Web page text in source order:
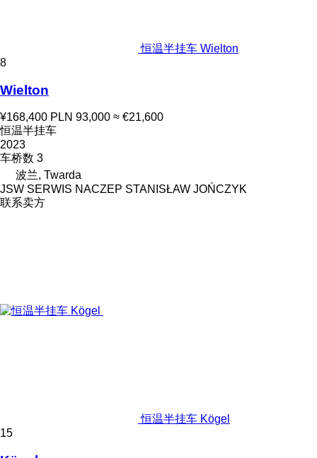
恒温半挂车 Wielton
8
Wielton
¥168,400 PLN 93,000 ≈ €21,600
恒温半挂车
2023
车桥数 3
波兰, Twarda
JSW SERWIS NACZEP STANISŁAW JOŃCZYK
联系卖方
恒温半挂车 Kögel
15